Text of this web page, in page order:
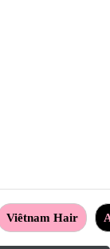
Viêtnam Hair